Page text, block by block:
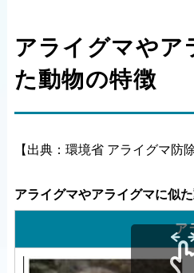
アライグマやア
た動物の特徴
【出典：環境省 アライグマ防
アライグマやアライグマに似
ア